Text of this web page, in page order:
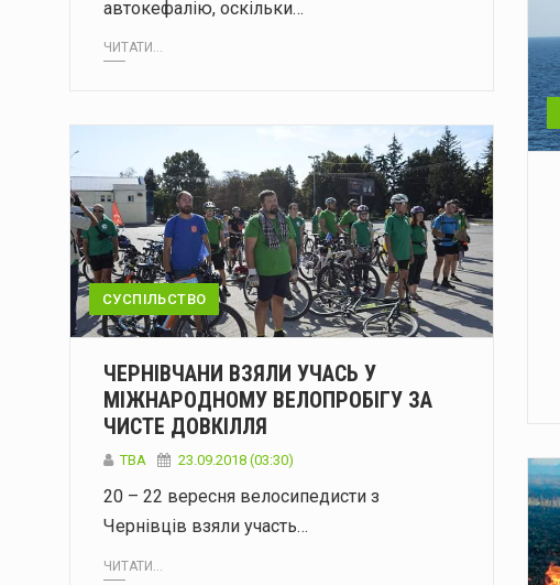
автокефалію, оскільки…
ЧИТАТИ...
СУСПІЛЬСТВО
ЧЕРНІВЧАНИ ВЗЯЛИ УЧАСЬ У
МІЖНАРОДНОМУ ВЕЛОПРОБІГУ ЗА
ЧИСТЕ ДОВКІЛЛЯ
TBA 23.09.2018 (03:30)
20 – 22 вересня велосипедисти з
Чернівців взяли участь…
ЧИТАТИ...